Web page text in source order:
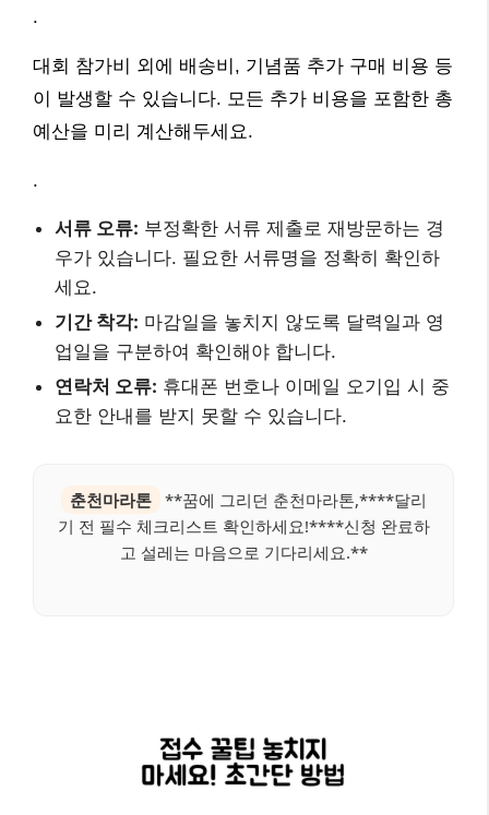
.
대회 참가비 외에 배송비, 기념품 추가 구매 비용 등
이 발생할 수 있습니다. 모든 추가 비용을 포함한 총
예산을 미리 계산해두세요.
.
서류 오류: 부정확한 서류 제출로 재방문하는 경
우가 있습니다. 필요한 서류명을 정확히 확인하
세요.
기간 착각: 마감일을 놓치지 않도록 달력일과 영
업일을 구분하여 확인해야 합니다.
연락처 오류: 휴대폰 번호나 이메일 오기입 시 중
요한 안내를 받지 못할 수 있습니다.
춘천마라톤
**꿈에 그리던 춘천마라톤,****달리
기 전 필수 체크리스트 확인하세요!****신청 완료하
고 설레는 마음으로 기다리세요.**